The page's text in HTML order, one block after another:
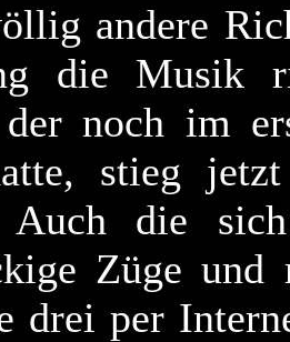
andere
die Musik
noch im
stieg
die sich
Züge und
drei per